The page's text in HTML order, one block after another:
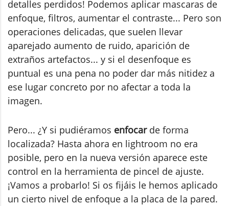
detalles perdidos! Podemos aplicar mascaras de
enfoque, filtros, aumentar el contraste... Pero son
operaciones delicadas, que suelen llevar
aparejado aumento de ruido, aparición de
extraños artefactos... y si el desenfoque es
puntual es una pena no poder dar más nitidez a
ese lugar concreto por no afectar a toda la
imagen.
Pero... ¿Y si pudiéramos enfocarde forma
localizada? Hasta ahora en lightroom no era
posible, pero en la nueva versión aparece este
control en la herramienta de pincel de ajuste.
¡Vamos a probarlo! Si os fijáis le hemos aplicado
un cierto nivel de enfoque a la placa de la pared.